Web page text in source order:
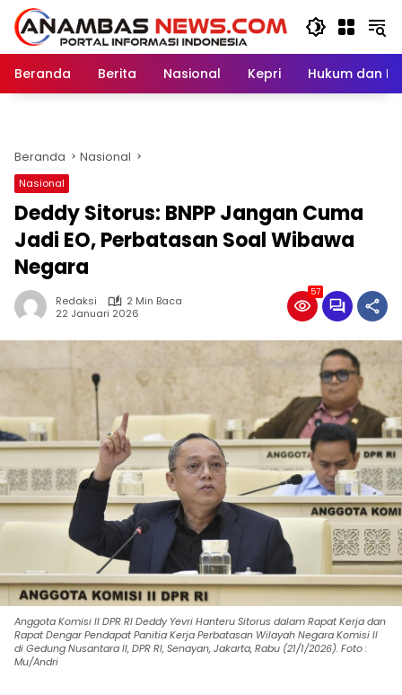
Langsung
konten
Beranda
Berita Nasional Kepri Hukum dan
Beranda Nasional
Nasional
Deddy Sitorus: BNPP Jangan Cuma
Jadi EO, Perbatasan Soal Wibawa
Negara
Redaksi
2 Min Baca
22 Januari 2026
57
Anggota Komisi II DPR RI Deddy Yevri Hanteru Sitorus dalam Rapat Kerja dan
Rapat Dengar Pendapat Panitia Kerja Perbatasan Wilayah Negara Komisi II
di Gedung Nusantara II, DPR RI, Senayan, Jakarta, Rabu (21/1/2026). Foto :
Mu/Andri